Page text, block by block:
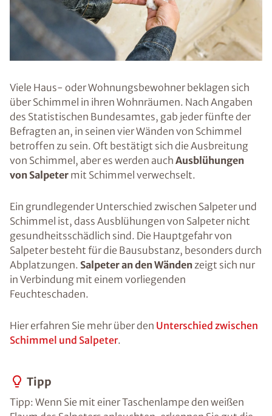
Viele Haus- oder Wohnungsbewohner beklagen sich
über Schimmel in ihren Wohnräumen. Nach Angaben
des Statistischen Bundesamtes, gab jeder fünfte der
Befragten an, in seinen vier Wänden von Schimmel
betroffen zu sein. Oft bestätigt sich die Ausbreitung
von Schimmel, aber es werden auch Ausblühungen
von Salpeter mit Schimmel verwechselt.
Ein grundlegender Unterschied zwischen Salpeter und
Schimmel ist, dass Ausblühungen von Salpeter nicht
gesundheitsschädlich sind. Die Hauptgefahr von
Salpeter besteht für die Bausubstanz, besonders durch
Abplatzungen. Salpeter an den Wändenzeigt sich nur
in Verbindung mit einem vorliegenden
Feuchteschaden.
Hier erfahren Sie mehr über den Unterschied zwischen
Schimmel und Salpeter.
Tipp
Tipp: Wenn Sie mit einer Taschenlampe den weißen